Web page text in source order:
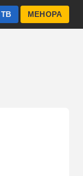
МЕНОРА
ТВ